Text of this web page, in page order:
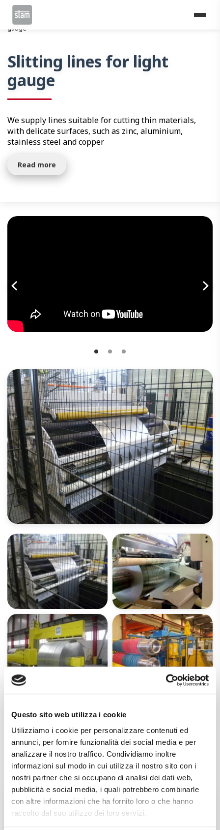
Questo sito web utilizza i cookie
Utilizziamo i cookie per personalizzare contenuti ed
annunci, per fornire funzionalità dei social media e per
analizzare il nostro traffico. Condividiamo inoltre
informazioni sul modo in cui utilizza il nostro sito con i
nostri partner che si occupano di analisi dei dati web,
pubblicità e social media, i quali potrebbero combinarle
con altre informazioni che ha fornito loro o che hanno
raccolto dal suo utilizzo dei loro servizi.
Home
Slitting lines for light
gauge
Slitting lines for light
gauge
We supply lines suitable for cutting thin materials,
with delicate surfaces, such as zinc, aluminium,
stainless steel and copper
Read more
OPEN IMAGES GALLERY
Would you like to discuss your
project with one of our experts?